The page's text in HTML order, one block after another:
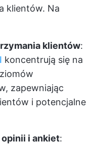
klientów. Na
klientów:
koncentrują się na
zapewniając
i potencjalne
opinii i ankiet: